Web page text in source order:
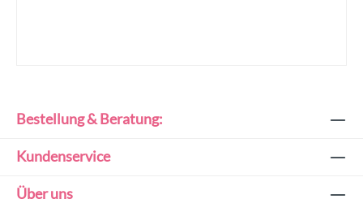
Bestellung & Beratung:
Kundenservice
Über uns